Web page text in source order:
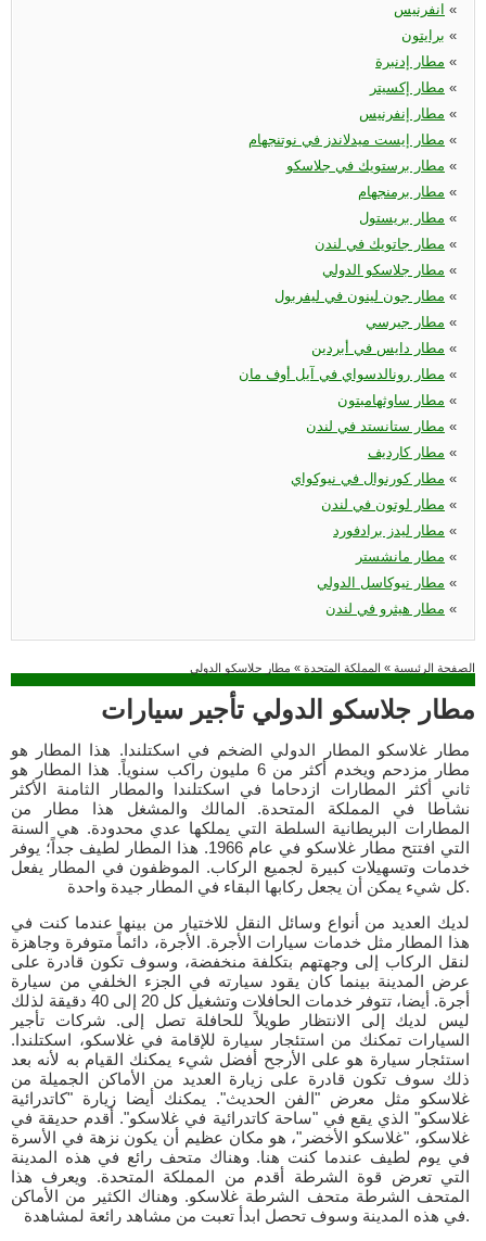
انفرنيس «
برايتون «
مطار إدنبرة «
مطار إكسيتر «
مطار إنفرنيس «
مطار إيست ميدلاندز في نوتنجهام «
مطار برستويك في جلاسكو «
مطار برمنجهام «
مطار بريستول «
مطار جاتويك في لندن «
مطار جلاسكو الدولي «
مطار جون لينون في ليفربول «
مطار جيرسي «
مطار دايس في أبردين «
مطار رونالدسواي في آيل أوف مان «
مطار ساوثهامبتون «
مطار ستانستد في لندن «
مطار كارديف «
مطار كورنوال في نيوكواي «
مطار لوتون في لندن «
مطار ليدز برادفورد «
مطار مانشستر «
مطار نيوكاسل الدولي «
مطار هيثرو في لندن «
الصفحة الرئيسية » المملكة المتحدة » مطار جلاسكو الدولي
مطار جلاسكو الدولي تأجير سيارات
مطار غلاسكو المطار الدولي الضخم في اسكتلندا. هذا المطار هو
مطار مزدحم ويخدم أكثر من 6 مليون راكب سنوياً. هذا المطار هو
ثاني أكثر المطارات ازدحاما في اسكتلندا والمطار الثامنة الأكثر
نشاطا في المملكة المتحدة. المالك والمشغل هذا مطار من
المطارات البريطانية السلطة التي يملكها عدي محدودة. هي السنة
التي افتتح مطار غلاسكو في عام 1966. هذا المطار لطيف جداً؛ يوفر
خدمات وتسهيلات كبيرة لجميع الركاب. الموظفون في المطار يفعل
كل شيء يمكن أن يجعل ركابها البقاء في المطار جيدة واحدة.
لديك العديد من أنواع وسائل النقل للاختيار من بينها عندما كنت في
هذا المطار مثل خدمات سيارات الأجرة. الأجرة، دائماً متوفرة وجاهزة
لنقل الركاب إلى وجهتهم بتكلفة منخفضة، وسوف تكون قادرة على
عرض المدينة بينما كان يقود سيارته في الجزء الخلفي من سيارة
أجرة. أيضا، تتوفر خدمات الحافلات وتشغيل كل 20 إلى 40 دقيقة لذلك
ليس لديك إلى الانتظار طويلاً للحافلة تصل إلى. شركات تأجير
السيارات تمكنك من استئجار سيارة للإقامة في غلاسكو، اسكتلندا.
استئجار سيارة هو على الأرجح أفضل شيء يمكنك القيام به لأنه بعد
ذلك سوف تكون قادرة على زيارة العديد من الأماكن الجميلة من
غلاسكو مثل معرض "الفن الحديث". يمكنك أيضا زيارة "كاتدرائية
غلاسكو" الذي يقع في "ساحة كاتدرائية في غلاسكو". أقدم حديقة في
غلاسكو، "غلاسكو الأخضر"، هو مكان عظيم أن يكون نزهة في الأسرة
في يوم لطيف عندما كنت هنا. وهناك متحف رائع في هذه المدينة
التي تعرض قوة الشرطة أقدم من المملكة المتحدة. ويعرف هذا
المتحف الشرطة متحف الشرطة غلاسكو. وهناك الكثير من الأماكن
في هذه المدينة وسوف تحصل ابدأ تعبت من مشاهد رائعة لمشاهدة.